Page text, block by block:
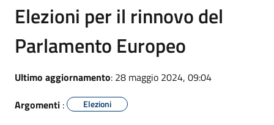
Elezioni per il rinnovo del
Parlamento Europeo
Ultimo aggiornamento: 28 maggio 2024, 09:04
Argomenti : Elezioni